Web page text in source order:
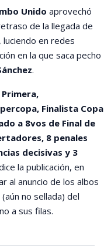
Unido aprovechó
de la llegada de
luciendo en redes
en la que saca pecho
.
Finalista Copa
a 8vos de Final de
8 penales
decisivas y 3
la publicación, en
al anuncio de los albos
no sellada) del
a sus filas.